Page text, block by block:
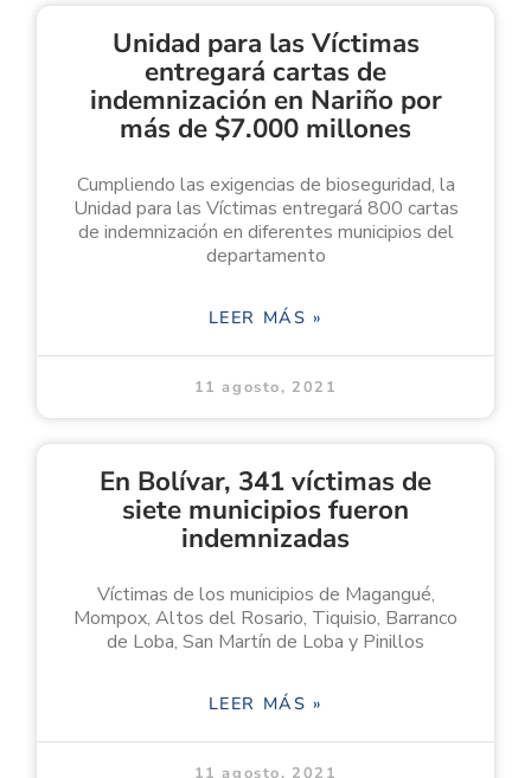
Unidad para las Víctimas
entregará cartas de
indemnización en Nariño por
más de $7.000 millones
Cumpliendo las exigencias de bioseguridad, la
Unidad para las Víctimas entregará 800 cartas
de indemnización en diferentes municipios del
departamento
LEER MÁS »
11 agosto, 2021
En Bolívar, 341 víctimas de
siete municipios fueron
indemnizadas
Víctimas de los municipios de Magangué,
Mompox, Altos del Rosario, Tiquisio, Barranco
de Loba, San Martín de Loba y Pinillos
LEER MÁS »
11 agosto, 2021